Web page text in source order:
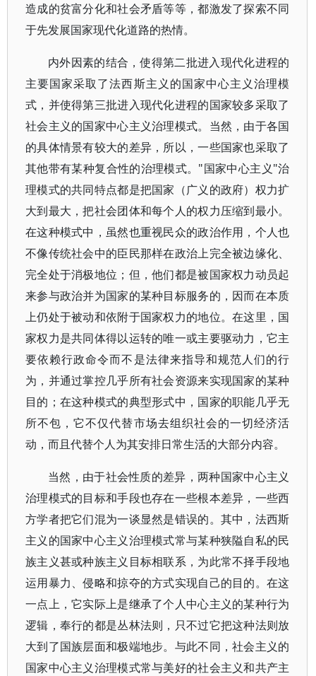
造成的贫富分化和社会矛盾等等，都激发了探索不同
于先发展国家现代化道路的热情。
内外因素的结合，使得第二批进入现代化进程的
主要国家采取了法西斯主义的国家中心主义治理模
式，并使得第三批进入现代化进程的国家较多采取了
社会主义的国家中心主义治理模式。当然，由于各国
的具体情景有较大的差异，所以，一些国家也采取了
其他带有某种复合性的治理模式。"国家中心主义"治
理模式的共同特点都是把国家（广义的政府）权力扩
大到最大，把社会团体和每个人的权力压缩到最小。
在这种模式中，虽然也重视民众的政治作用，个人也
不像传统社会中的臣民那样在政治上完全被边缘化、
完全处于消极地位；但，他们都是被国家权力动员起
来参与政治并为国家的某种目标服务的，因而在本质
上仍处于被动和依附于国家权力的地位。在这里，国
家权力是共同体得以运转的唯一或主要驱动力，它主
要依赖行政命令而不是法律来指导和规范人们的行
为，并通过掌控几乎所有社会资源来实现国家的某种
目的；在这种模式的典型形式中，国家的职能几乎无
所不包，它不仅代替市场去组织社会的一切经济活
动，而且代替个人为其安排日常生活的大部分内容。
当然，由于社会性质的差异，两种国家中心主义
治理模式的目标和手段也存在一些根本差异，一些西
方学者把它们混为一谈显然是错误的。其中，法西斯
主义的国家中心主义治理模式常与某种狭隘自私的民
族主义甚或种族主义目标相联系，为此常不择手段地
运用暴力、侵略和掠夺的方式实现自己的目的。在这
一点上，它实际上是继承了个人中心主义的某种行为
逻辑，奉行的都是丛林法则，只不过它把这种法则放
大到了国族层面和极端地步。与此不同，社会主义的
国家中心主义治理模式常与美好的社会主义和共产主